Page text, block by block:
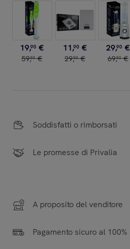
19,90 €
59,90 €
11,90 €
29,90 €
29,90 €
69,90 €
Soddisfatti o rimborsati
Le promesse di Privalia
A proposito del venditore
Pagamento sicuro al 100%